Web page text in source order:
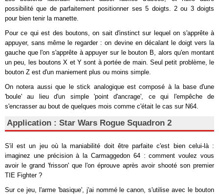
possibilité que de parfaitement positionner ses 5 doigts. 2 ou 3 doigts
pour bien tenir la manette.
Pour ce qui est des boutons, on sait d'instinct sur lequel on s'apprête à
appuyer, sans même le regarder : on devine en décalant le doigt vers la
gauche que l'on s'apprête à appuyer sur le bouton B, alors qu'en montant
un peu, les boutons X et Y sont à portée de main. Seul petit problème, le
bouton Z est d'un maniement plus ou moins simple.
On notera aussi que le stick analogique est composé à la base d'une
'boule' au lieu d'un simple 'point d'ancrage', ce qui l'empêche de
s'encrasser au bout de quelques mois comme c'était le cas sur N64.
Application : Star Wars Rogue Squadron 2
S'il est un jeu où la maniabilité doit être parfaite c'est bien celui-là :
imaginez une précision à la Carmaggedon 64 : comment voulez vous
avoir le grand 'frisson' que l'on éprouve après avoir shooté son premier
TIE Fighter ?
Sur ce jeu, l'arme 'basique', j'ai nommé le canon, s'utilise avec le bouton